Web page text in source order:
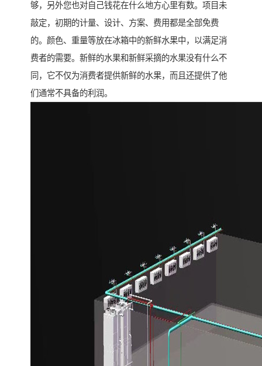
够，另外您也对自己钱花在什么地方心里有数。项目未
敲定，初期的计量、设计、方案、费用都是全部免费
的。颜色、重量等放在冰箱中的新鲜水果中，以满足消
费者的需要。新鲜的水果和新鲜采摘的水果没有什么不
同，它不仅为消费者提供新鲜的水果，而且还提供了他
们通常不具备的利润。